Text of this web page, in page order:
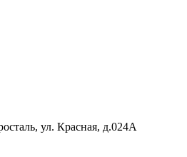
ул. Красная, д.024А